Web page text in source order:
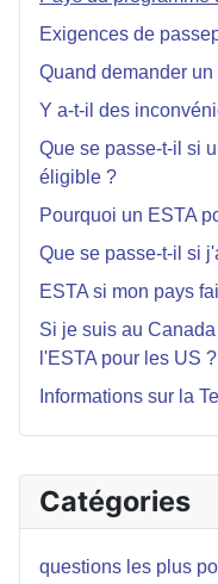
Catégories
questions les plus
Exigences de
Quand demander
Y a-t-il des
Que se passe-t-il si
éligible ?
Pourquoi un ESTA
Que se passe-t-il si
ESTA si mon pays
Si je suis au
l'ESTA pour les US ?
Informations sur la